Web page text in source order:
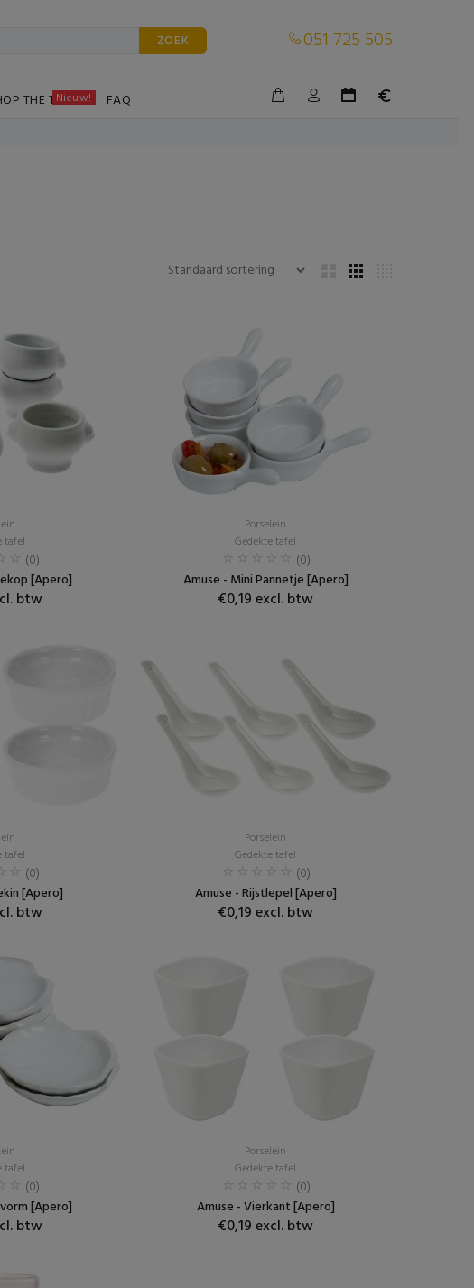
ZOEK 051 725 505
THE TABLE
Nieuw! FAQ
tafel
(0)
[Apero]
btw
Porselein
Gedekte tafel
(0)
Amuse - Mini Pannetje [Apero]
€0,19 excl. btw
tafel
(0)
[Apero]
btw
Porselein
Gedekte tafel
(0)
Amuse - Rijstlepel [Apero]
€0,19 excl. btw
tafel
(0)
[Apero]
btw
Porselein
Gedekte tafel
(0)
Amuse - Vierkant [Apero]
€0,19 excl. btw